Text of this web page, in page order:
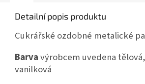
Detailní popis produktu
Cukrářské ozdobné metalické
Barvavýrobcem uvedena
vanilková